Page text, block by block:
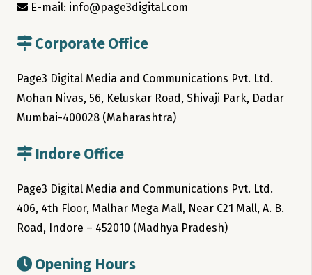
E-mail: info@page3digital.com
Corporate Office
Page3 Digital Media and Communications Pvt. Ltd.
Mohan Nivas, 56, Keluskar Road, Shivaji Park, Dadar
Mumbai-400028 (Maharashtra)
Indore Office
Page3 Digital Media and Communications Pvt. Ltd.
406, 4th Floor, Malhar Mega Mall, Near C21 Mall, A. B.
Road, Indore – 452010 (Madhya Pradesh)
Opening Hours